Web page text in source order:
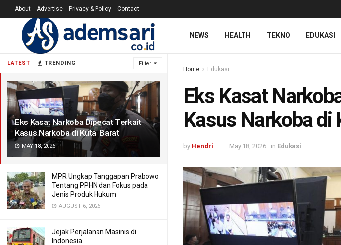
LATEST TRENDING Filter
Eks Kasat Narkoba Dipecat Terkait
Kasus Narkoba di Kutai Barat
MAY 18, 2026
MPR Ungkap Tanggapan Prabowo
Tentang PPHN dan Fokus pada
Jenis Produk Hukum
AUGUST 6, 2026
Jejak Perjalanan Masinis di
Indonesia
About Advertise Privacy & Policy Contact
NEWS HEALTH TEKNO EDUKASI
Home Edukasi
Eks Kasat
Kasus Narkoba di
by Hendri May 18, 2026 in Edukasi